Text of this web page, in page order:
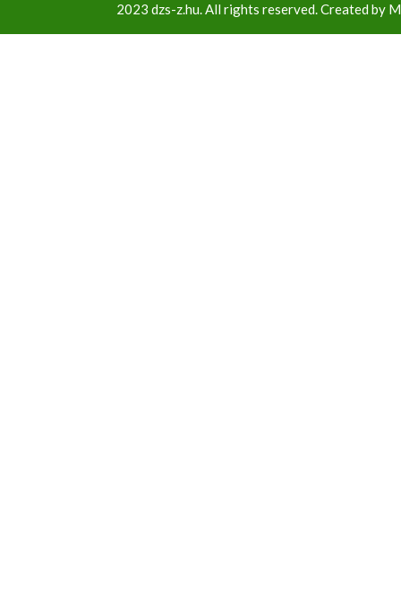
2023 dzs-z.hu. All rights reserved. Created by